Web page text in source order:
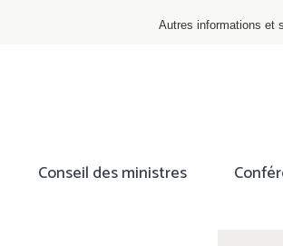
Autres informations et
Conseil des ministres